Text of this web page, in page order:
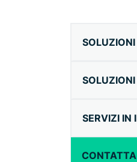
SERVIZI IN
CONTATTA